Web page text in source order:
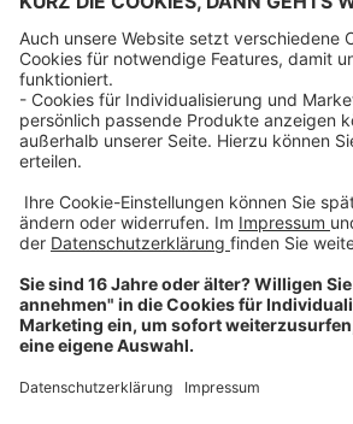
Über uns
Dehner Unternehmen
Jobs bei Dehner